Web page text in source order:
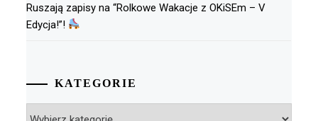
Ruszają zapisy na “Rolkowe Wakacje z OKiSEm – V
Edycja!”!
KATEGORIE